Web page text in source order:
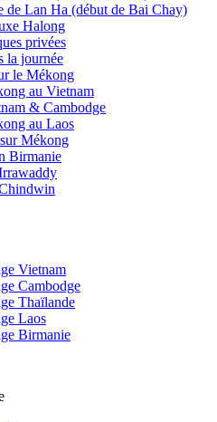
de Lan Ha (début de Bai Chay)
Halong
privées
la journée
le Mékong
au Vietnam
& Cambodge
au Laos
Mékong
Birmanie
Vietnam
Cambodge
Thaïlande
Laos
Birmanie